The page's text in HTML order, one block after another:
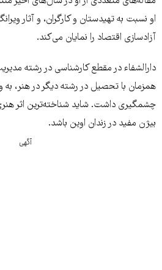
او نسبت به تهیدستان و کارگران، و آثار
آزادسازی اقتصاد را نمایان می‌کند.
دارالشفاء در مقطع کارشناسی در رشته
همزمان با تحصیل در رشته دیگر در هنر، به
چشمگیری داشت. شاید شناخته‌ترین اثر
بیژن مفید در زندان اوین باشد.
آگهی